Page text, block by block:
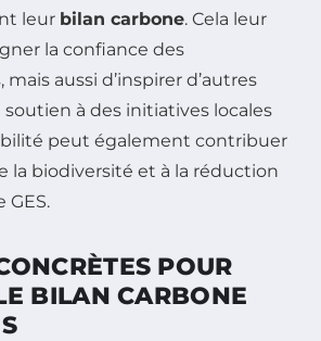
leur bilan carbone. Cela leur
la confiance des
aussi d’inspirer d’autres
soutien à des initiatives locales
peut également contribuer
la biodiversité et à la réduction
GES.
POUR
BILAN CARBONE